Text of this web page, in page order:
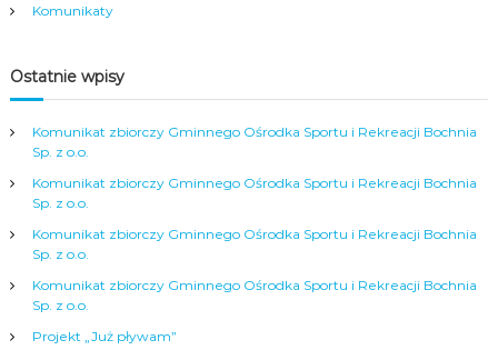
a
c
j
a
w
p
i
Komunikaty
Ostatnie wpisy
Komunikat zbiorczy Gminnego Ośrodka Sportu i Rekreacji Bochnia
Sp. z o.o.
Komunikat zbiorczy Gminnego Ośrodka Sportu i Rekreacji Bochnia
Sp. z o.o.
Komunikat zbiorczy Gminnego Ośrodka Sportu i Rekreacji Bochnia
Sp. z o.o.
Komunikat zbiorczy Gminnego Ośrodka Sportu i Rekreacji Bochnia
Sp. z o.o.
Projekt „Już pływam”